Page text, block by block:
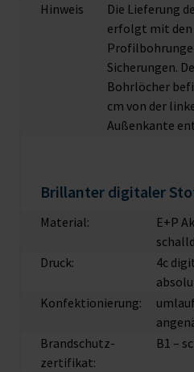
Hinweis
Die Lieferung
erfolgt mit
Sicherungen.
Bohrlöcher
cm von der
Außenkante
Brillanter digitaler
Material:
E+P
Druck:
4c
Konfektionierung:
Brandschutz­
zertifikat:
B1 –